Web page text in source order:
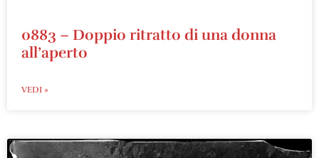
0883 – Doppio ritratto di una donna
all’aperto
VEDI »